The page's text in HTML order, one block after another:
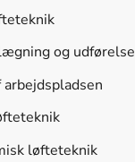
og udførelse
løfteteknik